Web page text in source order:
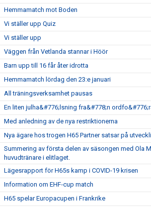
Hemmamatch mot Boden
Vi ställer upp Quiz
Vi ställer upp
Väggen från Vetlanda stannar i Höör
Barn upp till 16 får åter idrotta
Hemmamatch lördag den 23:e januari
All träningsverksamhet pausas
En liten julha&#776;lsning fra&#778;n
Med anledning av de nya restriktionerna
Nya ägare hos trogen H65 Partner satsar på
Summering av första delen av säsongen med Ola
huvudtränare i elitlaget.
Lägesrapport för H65s kamp i COVID-19 krisen
Information om EHF-cup match
H65 spelar Europacupen i Frankrike